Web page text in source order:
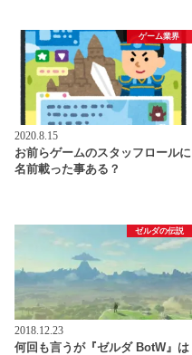
ゲーム業界
2020.8.15
お前らゲームのスタッフロールに
名前載った事ある？
ゼルダの伝説
2018.12.23
何回も言うが『ゼルダ BotW』は